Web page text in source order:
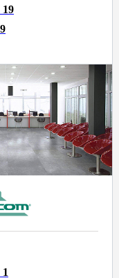
19
1